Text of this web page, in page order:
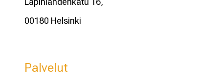
00180 Helsinki
Palvelut